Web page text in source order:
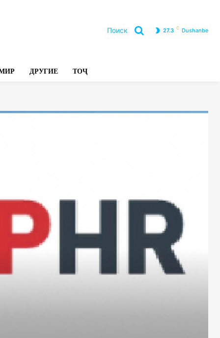
Поиск 27.3 C Dushanbe
ДРУГИЕ ТОҶ